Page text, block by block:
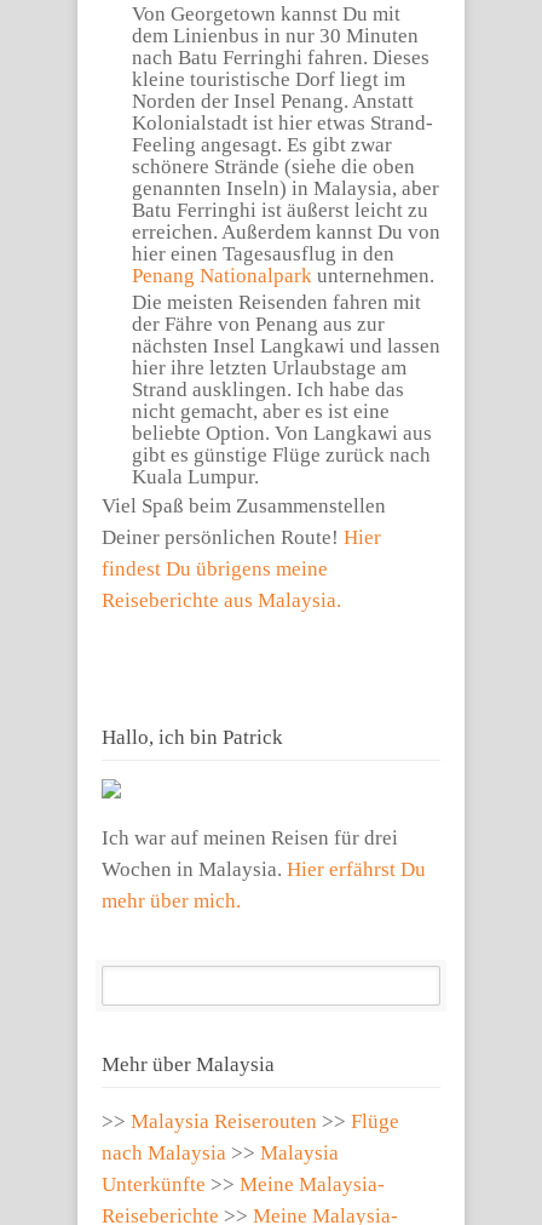
Von Georgetown kannst Du mit
dem Linienbus in nur 30 Minuten
nach Batu Ferringhi fahren. Dieses
kleine touristische Dorf liegt im
Norden der Insel Penang. Anstatt
Kolonialstadt ist hier etwas Strand-
Feeling angesagt. Es gibt zwar
schönere Strände (siehe die oben
genannten Inseln) in Malaysia, aber
Batu Ferringhi ist äußerst leicht zu
erreichen. Außerdem kannst Du von
hier einen Tagesausflug in den
Penang Nationalpark unternehmen.
Die meisten Reisenden fahren mit
der Fähre von Penang aus zur
nächsten Insel Langkawi und lassen
hier ihre letzten Urlaubstage am
Strand ausklingen. Ich habe das
nicht gemacht, aber es ist eine
beliebte Option. Von Langkawi aus
gibt es günstige Flüge zurück nach
Kuala Lumpur.
Viel Spaß beim Zusammenstellen
Deiner persönlichen Route! Hier
findest Du übrigens meine
Reiseberichte aus Malaysia.
Hallo, ich bin Patrick
Ich war auf meinen Reisen für drei
Wochen in Malaysia. Hier erfährst Du
mehr über mich.
Mehr über Malaysia
>> Malaysia Reiserouten >> Flüge
nach Malaysia >> Malaysia
Unterkünfte >> Meine Malaysia-
Reiseberichte >> Meine Malaysia-